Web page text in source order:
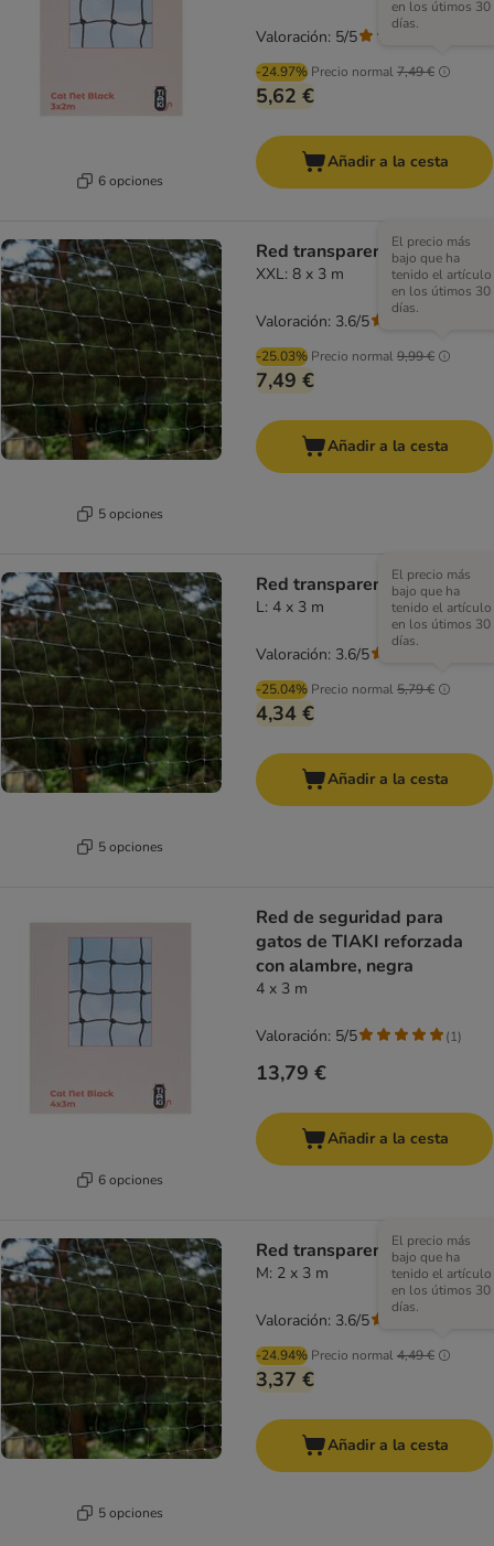
6 opciones
-24.97% Precio normal7,49 €
en los útimos 30
días.
5,62 €
Valoración: 5/5
Añadir a la cesta
5 opciones
Red transparente para gatos
XXL: 8 x 3 m
-25.03% Precio normal9,99 €
El precio más
bajo que ha
tenido el artículo
en los útimos 30
días.
7,49 €
Valoración: 3.6/5
Añadir a la cesta
5 opciones
Red transparente para gatos
L: 4 x 3 m
-25.04% Precio normal5,79 €
El precio más
bajo que ha
tenido el artículo
en los útimos 30
días.
4,34 €
Valoración: 3.6/5
Añadir a la cesta
6 opciones
Red de seguridad para
gatos de TIAKI reforzada
con alambre, negra
4 x 3 m
13,79 €
Valoración: 5/5 (1)
Añadir a la cesta
5 opciones
Red transparente para gatos
M: 2 x 3 m
-24.94% Precio normal4,49 €
El precio más
bajo que ha
tenido el artículo
en los útimos 30
días.
3,37 €
Valoración: 3.6/5
Añadir a la cesta